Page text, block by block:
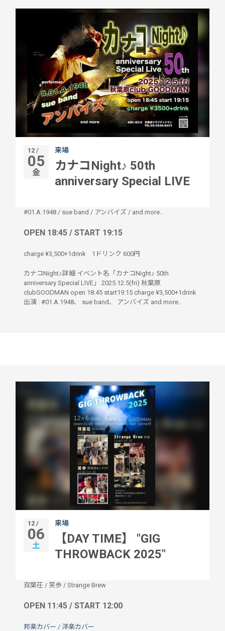
12 /
05
金
来場
カナコNight♪ 50th
anniversary Special LIVE
#01.A.1948 / sue band / アンバイズ / and more..
OPEN 18:45 / START 19:15
charge ¥3,500+1drink 1ドリンク 600円
カナコNight♪詳細 イベント名「カナコNight♪ 50th
anniversary Special LIVE」 2025.12.5(fri) 秋葉原
clubGOODMAN open 18:45 start19:15 charge ¥3,500+1drink
出演 : #01.A.1948、 sue band、 アンバイズ and more..
12 /
06
土
来場
【DAY TIME】 "GIG
THROWBACK 2025"
双葉茌 / 笑歩 / Strange Brew
OPEN 11:45 / START 12:00
邦楽カバー / 洋楽カバー